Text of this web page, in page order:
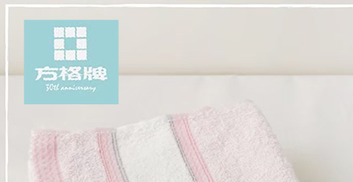
５．嚴禁一人註冊多個帳號或使用他人資訊註冊。若發現惡意使用之情形，
恩沛科技股份有限公司將有權停止該用戶之使用額度並採取法律行動。